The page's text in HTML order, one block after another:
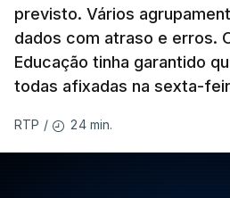
previsto. Vários
dados com atraso e erros.
Educação tinha garantido
todas afixadas na sexta-
RTP / 24 min.